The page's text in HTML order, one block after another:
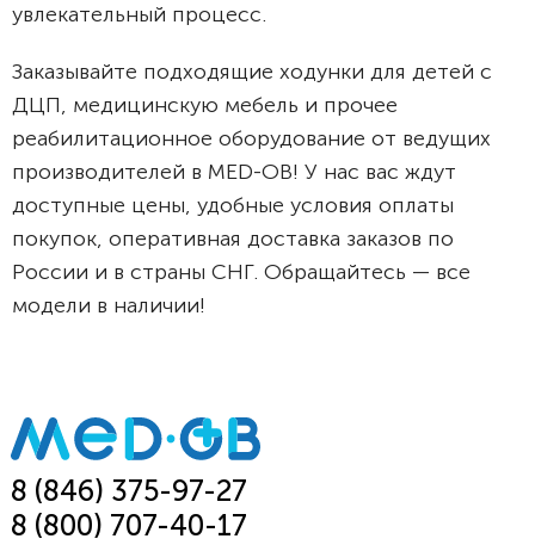
увлекательный процесс.
Заказывайте подходящие ходунки для детей с
ДЦП, медицинскую мебель и прочее
реабилитационное оборудование от ведущих
производителей в MED-OB! У нас вас ждут
доступные цены, удобные условия оплаты
покупок, оперативная доставка заказов по
России и в страны СНГ. Обращайтесь — все
модели в наличии!
8 (846) 375-97-27
8 (800) 707-40-17